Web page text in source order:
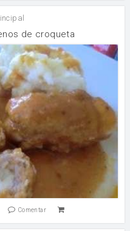
de croqueta
Comentar